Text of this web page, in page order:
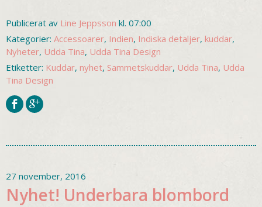
Publicerat av Line Jeppsson kl. 07:00
Kategorier: Accessoarer, Indien, Indiska detaljer, kuddar,
Nyheter, Udda Tina, Udda Tina Design
Etiketter: Kuddar, nyhet, Sammetskuddar, Udda Tina, Udda
Tina Design
27 november, 2016
Nyhet! Underbara blombord